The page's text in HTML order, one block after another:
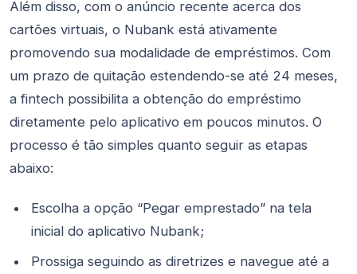
Além disso, com o anúncio recente acerca dos
cartões virtuais, o Nubank está ativamente
promovendo sua modalidade de empréstimos. Com
um prazo de quitação estendendo-se até 24 meses,
a fintech possibilita a obtenção do empréstimo
diretamente pelo aplicativo em poucos minutos. O
processo é tão simples quanto seguir as etapas
abaixo:
Escolha a opção “Pegar emprestado” na tela
inicial do aplicativo Nubank;
Prossiga seguindo as diretrizes e navegue até a